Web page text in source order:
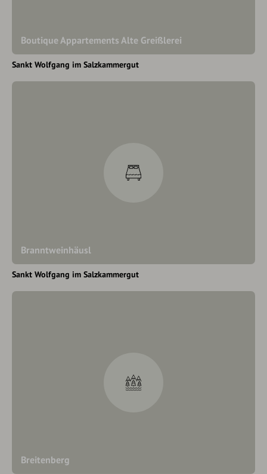
Boutique Appartements Alte Greißlerei
Sankt Wolfgang im Salzkammergut
Branntweinhäusl
Sankt Wolfgang im Salzkammergut
Breitenberg